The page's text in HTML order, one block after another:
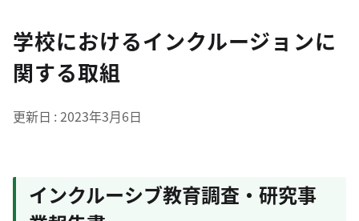
学校におけるインクルージョンに
関する取組
更新日 2023年3月6日
インクルーシブ教育調査・研究事